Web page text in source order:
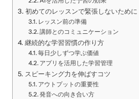
初めてのレッスンで緊張しないために
レッスン前の準備
講師とのコミュニケーション
継続的な学習習慣の作り方
毎日少しずつ学ぶ価値
アプリを活用した学習管理
スピーキング力を伸ばすコツ
アウトプットの重要性
発音への向き合い方